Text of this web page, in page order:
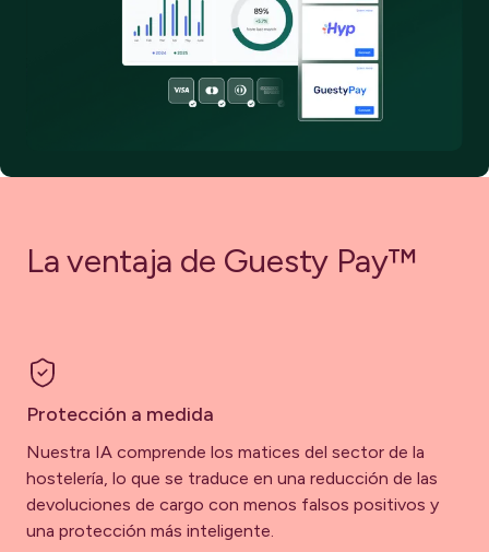
La ventaja de Guesty Pay™
Protección a medida
Nuestra IA comprende los matices del sector de la
hostelería, lo que se traduce en una reducción de las
devoluciones de cargo con menos falsos positivos y
una protección más inteligente.